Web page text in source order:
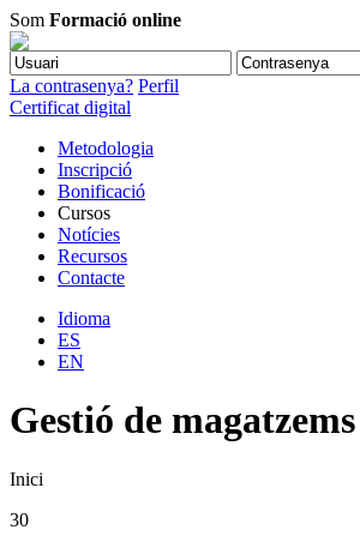
Som Formació online
La contrasenya? Perfil
Certificat digital
Metodologia
Inscripció
Bonificació
Cursos
Notícies
Recursos
Contacte
Idioma
ES
EN
Gestió de
Inici
30